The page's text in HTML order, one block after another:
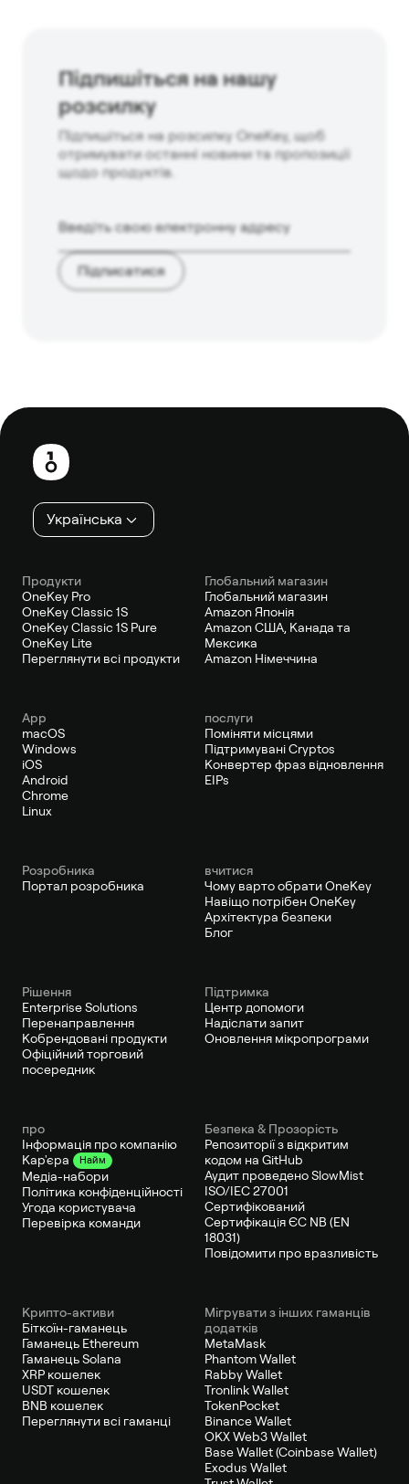
Підпишіться на нашу
розсилку
Підпишіться на розсилку OneKey, щоб
отримувати останні новини та пропозиції
щодо продуктів.
Підписатися
Нижній
колонтитул
Українська
Продукти
OneKey Pro
OneKey Classic 1S
OneKey Classic 1S Pure
OneKey Lite
Переглянути всі продукти
Глобальний магазин
Глобальний магазин
Amazon Японія
Amazon США, Канада та
Мексика
Amazon Німеччина
App
macOS
Windows
iOS
Android
Chrome
Linux
послуги
Поміняти місцями
Підтримувані Cryptos
Конвертер фраз відновлення
EIPs
Pозробника
Портал розробника
вчитися
Чому варто обрати OneKey
Навіщо потрібен OneKey
Архітектура безпеки
Блог
Рішення
Enterprise Solutions
Перенаправлення
Кобрендовані продукти
Офіційний торговий
посередник
Підтримка
Центр допомоги
Надіслати запит
Оновлення мікропрограми
про
Інформація про компанію
Кар'єра
Найм
Медіа-набори
Політика конфіденційності
Угода користувача
Перевірка команди
Безпека & Прозорість
Репозиторії з відкритим
кодом на GitHub
Аудит проведено SlowMist
ISO/IEC 27001
Сертифікований
Сертифікація ЄС NB (EN
18031)
Повідомити про вразливість
Крипто-активи
Біткоїн-гаманець
Гаманець Ethereum
Гаманець Solana
XRP кошелек
USDT кошелек
BNB кошелек
Переглянути всі гаманці
Мігрувати з інших гаманців
додатків
MetaMask
Phantom Wallet
Rabby Wallet
Tronlink Wallet
TokenPocket
Binance Wallet
OKX Web3 Wallet
Base Wallet (Coinbase Wallet)
Exodus Wallet